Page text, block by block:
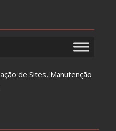
de Sites, Manutenção